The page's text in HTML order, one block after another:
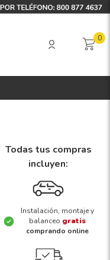
0
Todas tus compras
incluyen:
Instalación, montaje y
balanceo gratis
comprando online